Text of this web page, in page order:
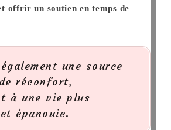
offrir un soutien en temps de
une source
réconfort,
à une vie plus
épanouie.